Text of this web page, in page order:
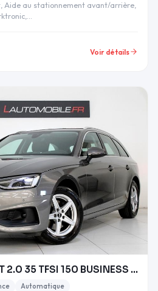
Aide au stationnement avant/arrière,
Voir détails
AUDI A4 V (3) AVANT 2.0 35 TFSI 150 BUSINESS LINE
Automatique